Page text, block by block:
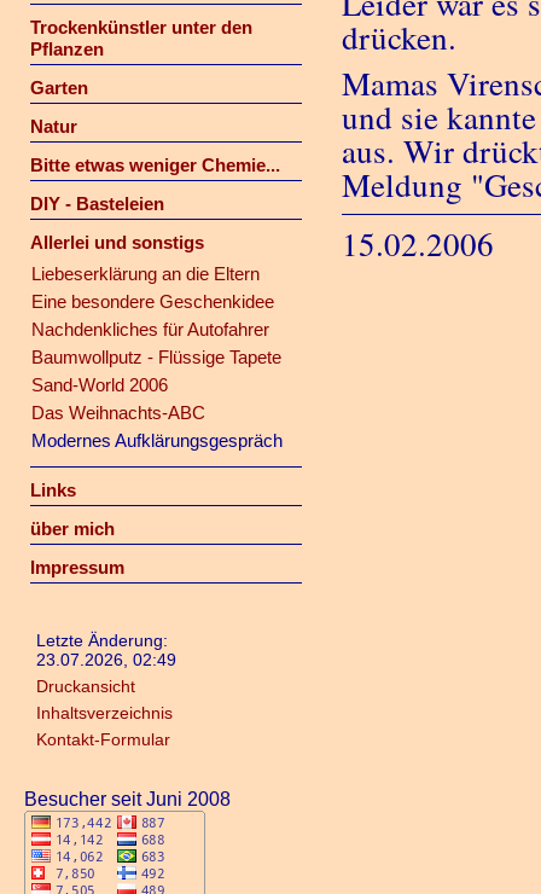
Trockenkünstler unter den
Pflanzen
Garten
Natur
Bitte etwas weniger Chemie...
DIY - Basteleien
Allerlei und sonstigs
Liebeserklärung an die Eltern
Eine besondere Geschenkidee
Nachdenkliches für Autofahrer
Baumwollputz - Flüssige Tapete
Sand-World 2006
Das Weihnachts-ABC
Modernes Aufklärungsgespräch
Links
über mich
Impressum
Letzte Änderung:
23.07.2026, 02:49
Druckansicht
Inhaltsverzeichnis
Kontakt-Formular
Besucher seit Juni 2008
drücken.
Mamas
und sie
aus. Wir
Meldung
15.02.2006